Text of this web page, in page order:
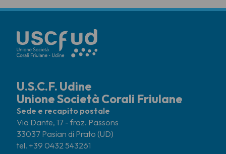
U.S.C.F. Udine
Unione Società Corali Friulane
Sede e recapito postale
Via Dante, 17 - fraz. Passons
33037 Pasian di Prato (UD)
tel. +39 0432 543261